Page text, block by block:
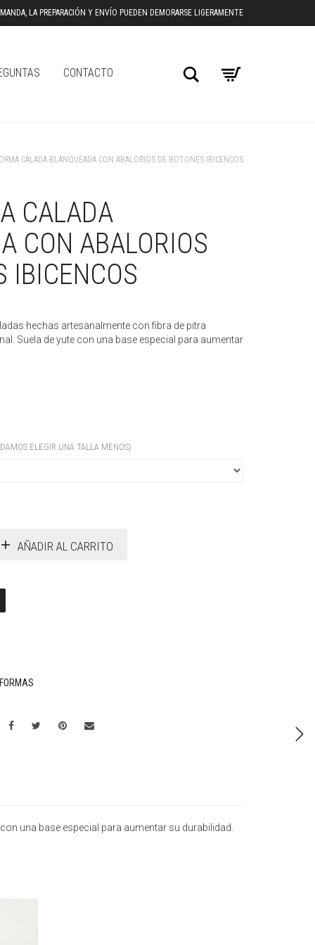
LA PREPARACIÓN Y ENVÍO PUEDEN DEMORARSE LIGERAMENTE
CONTACTO Buscar
CALADA BLANQUEADA CON ABALORIOS DE BOTONES IBICENCOS
CALADA
CON ABALORIOS
IBICENCOS
hechas artesanalmente con fibra de pitra
Suela de yute con una base especial para aumentar
ELEGIR UNA TALLA MENOS)
AÑADIR AL CARRITO
una base especial para aumentar su durabilidad.